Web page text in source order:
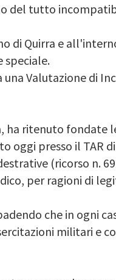
del tutto
di Quirra e
speciale.
Valutazione di
ha ritenuto fondate
oggi presso il TAR
(ricorso n.
per ragioni di
che in ogni
militari e